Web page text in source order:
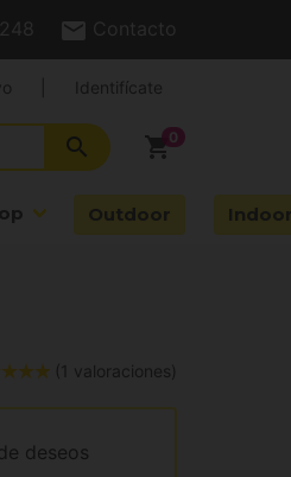
Contacto
shopping_cart
search
Outdoor
Identifícate
(1 valoraciones)
deseos